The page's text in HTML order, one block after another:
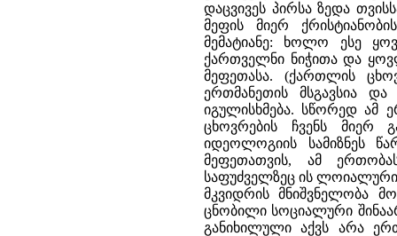
დაცვივეს პირსა ზედა
მეფის მიერ
მემატიანე: ხოლო ესე
ქართველნი ნიჭითა და
მეფეთასა. (ქართლის
ერთმანეთის მსგავსია
იგულისხმება. სწორედ ამ
ცხოვრების ჩვენს მიერ
იდეოლოგიის სამიზნეს
მეფეთათვის, ამ
საფუძველზეც ის
მკვიდრის მნიშვნელობა
ცნობილი სოციალური
განიხილული აქვს არა